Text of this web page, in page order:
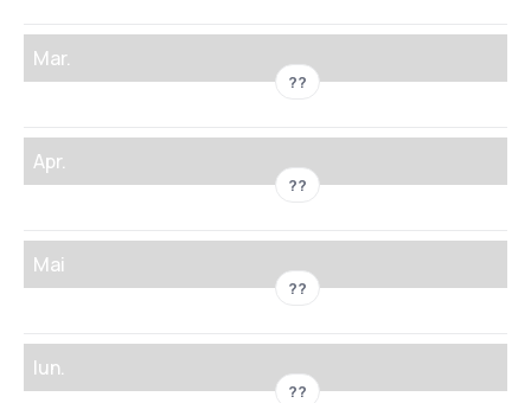
Mar.
??
Apr.
??
Mai
??
Iun.
??